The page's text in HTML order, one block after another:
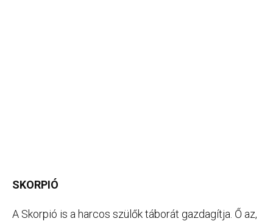
SKORPIÓ
A Skorpió is a harcos szülők táborát gazdagítja. Ő az,